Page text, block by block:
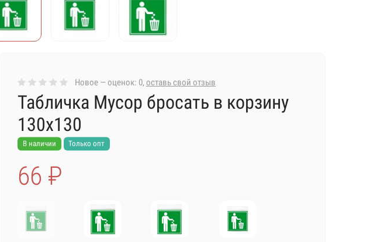
Новое — оценок: 0, оставь свой отзыв
Табличка Мусор бросать в корзину
130х130
В наличии Только опт
66 ₽